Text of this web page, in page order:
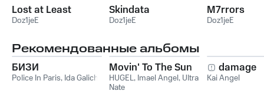
Lost at Least
Doz1jeE
Skindata
Doz1jeE
M7rrors
Doz1jeE
Рекомендованные альбомы
БИЗИ
Police In Paris, Ida Galich
Movin' To The Sun
HUGEL, Imael Angel, Ultra
Nate
damage
Kai Angel